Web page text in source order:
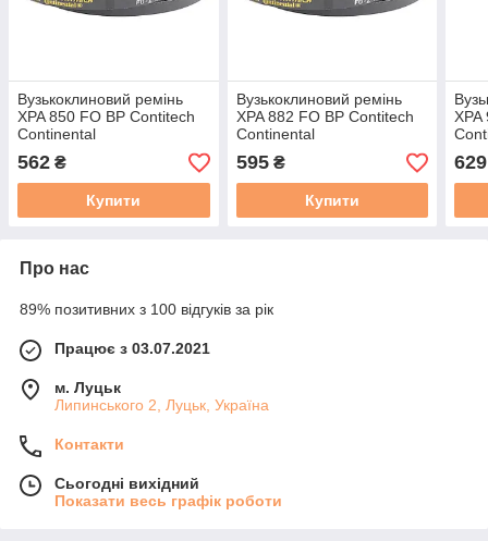
Вузькоклиновий ремінь
XPA 850 FO BP Contitech
Continental
562 ₴
Купити
Вузькоклиновий ремінь
XPA 882 FO BP Contitech
Continental
595₴
Купити
XPA
629
Про нас
89% позитивних з 100 відгуків за рік
Працює з 03.07.2021
м. Луцьк
Липинського 2, Луцьк, Україна
Контакти
Сьогодні вихідний
Показати весь графік роботи